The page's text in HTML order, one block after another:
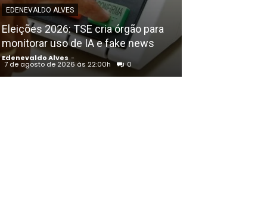
EDENEVALDO ALVES
Eleições 2026: TSE cria órgão para
monitorar uso de IA e fake news
Edenevaldo Alves -
7 de agosto de 2026 às 22:00h 0